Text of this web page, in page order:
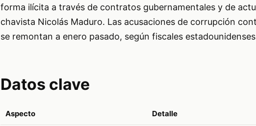
forma ilícita a través de contratos gubernamentales y de
chavista Nicolás Maduro. Las acusaciones de corrupción
se remontan a enero pasado, según fiscales
Datos clave
Aspecto Detalle